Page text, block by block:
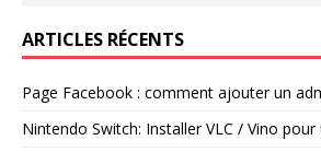
ARTICLES RÉCENTS
Page Facebook : comment ajouter un
Nintendo Switch: Installer VLC / Vino pour